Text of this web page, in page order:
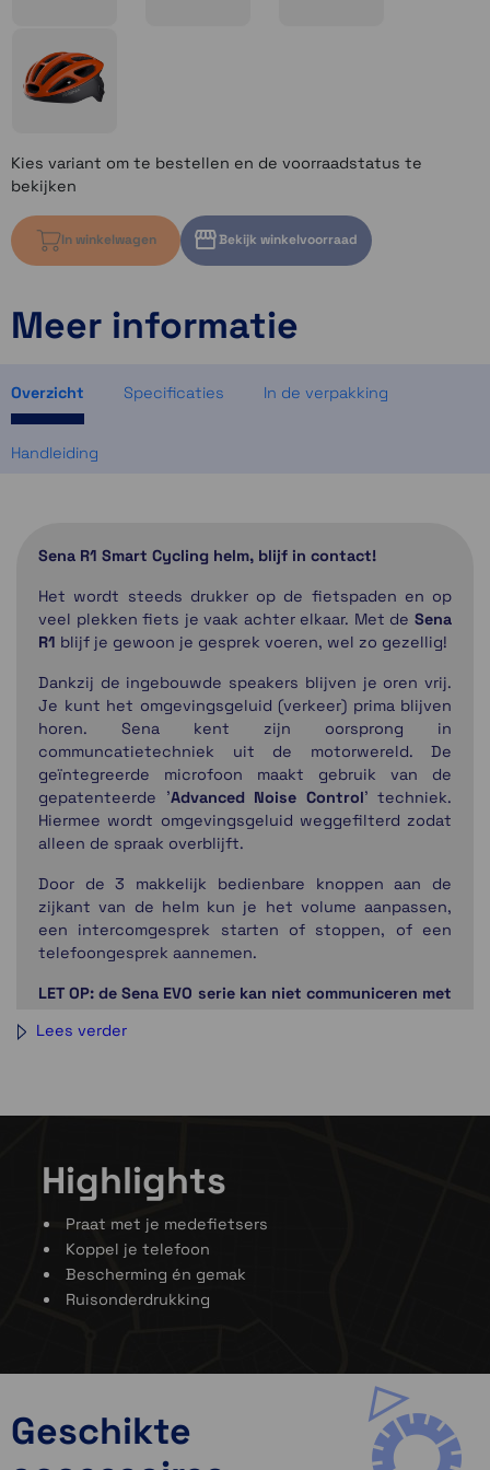
Kies variant om te bestellen en de voorraadstatus te
bekijken
In winkelwagen Bekijk winkelvoorraad
Kies variant om voorraad te bekijken
Kies variant om voorraad te bekijken
Meer informatie
Overzicht Specificaties In de verpakking
Handleiding
Sena R1 Smart Cycling helm, blijf in contact!
Het wordt steeds drukker op de fietspaden en op
veel plekken fiets je vaak achter elkaar. Met de Sena
R1 blijf je gewoon je gesprek voeren, wel zo gezellig!
Dankzij de ingebouwde speakers blijven je oren vrij.
Je kunt het omgevingsgeluid (verkeer) prima blijven
horen. Sena kent zijn oorsprong in
communcatietechniek uit de motorwereld. De
geïntegreerde microfoon maakt gebruik van de
gepatenteerde 'Advanced Noise Control' techniek.
Hiermee wordt omgevingsgeluid weggefilterd zodat
alleen de spraak overblijft.
Door de 3 makkelijk bedienbare knoppen aan de
zijkant van de helm kun je het volume aanpassen,
een intercomgesprek starten of stoppen, of een
telefoongesprek aannemen.
LET OP: de Sena EVO serie kan niet communiceren met
Sena utility App
installeren. Met de Sena Smartphone app
naar jouw wensen en je
kunt de snelstartgids gemakkelijk raadplegen.
Daarnaast kun je gebruik maken van de
Lees verder
Highlights
Praat met je medefietsers
Koppel je telefoon
Bescherming én gemak
Ruisonderdrukking
Geschikte